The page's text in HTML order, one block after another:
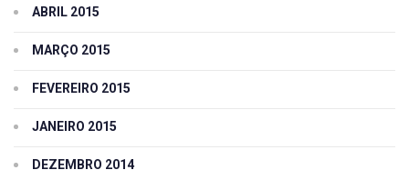
ABRIL 2015
MARÇO 2015
FEVEREIRO 2015
JANEIRO 2015
DEZEMBRO 2014